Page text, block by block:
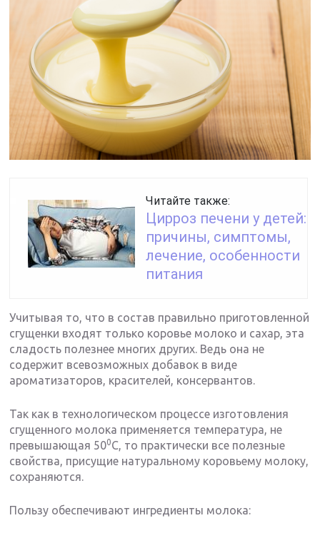
Читайте также:
Цирроз печени у детей:
причины, симптомы,
лечение, особенности
питания
Учитывая то, что в состав правильно приготовленной
сгущенки входят только коровье молоко и сахар, эта
сладость полезнее многих других. Ведь она не
содержит всевозможных добавок в виде
ароматизаторов, красителей, консервантов.
Так как в технологическом процессе изготовления
сгущенного молока применяется температура, не
превышающая 500С, то практически все полезные
свойства, присущие натуральному коровьему молоку,
сохраняются.
Пользу обеспечивают ингредиенты молока: